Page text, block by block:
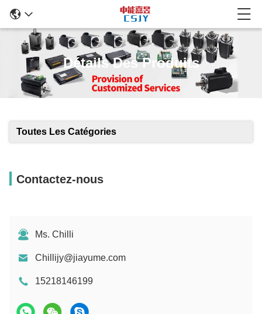
Détails Des Produits
Toutes Les Catégories
Contactez-nous
Ms. Chilli
Chillijy@jiayume.com
15218146199